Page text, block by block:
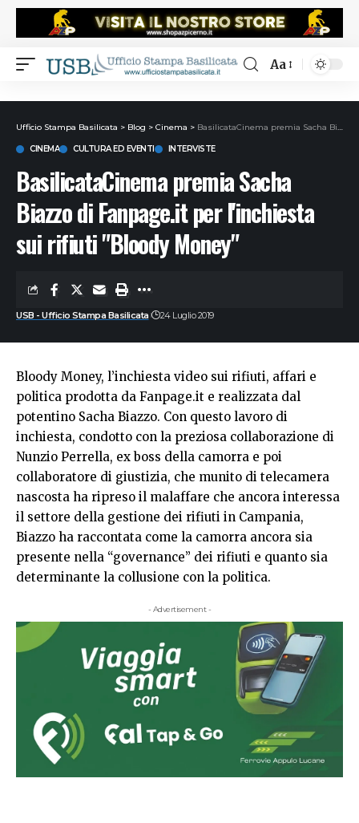
Aa
Ufficio Stampa Basilicata > Blog > Cinema > BasilicataCinema premia Sacha Biazzo di Fanpage.it per l'inchiesta sui rifiuti "Bloody Money"
CINEMA CULTURA ED EVENTI INTERVISTE
BasilicataCinema premia Sacha
Biazzo di Fanpage.it per l'inchiesta
sui rifiuti "Bloody Money"
USB - Ufficio Stampa Basilicata 24 Luglio 2019
Bloody Money, l’inchiesta video sui rifiuti, affari e
politica prodotta da Fanpage.it e realizzata dal
potentino Sacha Biazzo. Con questo lavoro di
inchiesta, condotto con la preziosa collaborazione di
Nunzio Perrella, ex boss della camorra e poi
collaboratore di giustizia, che munito di telecamera
nascosta ha ripreso il malaffare che ancora interessa
il settore della gestione dei rifiuti in Campania,
Biazzo ha raccontata come la camorra ancora sia
presente nella “governance” dei rifiuti e quanto sia
determinante la collusione con la politica.
- Advertisement -